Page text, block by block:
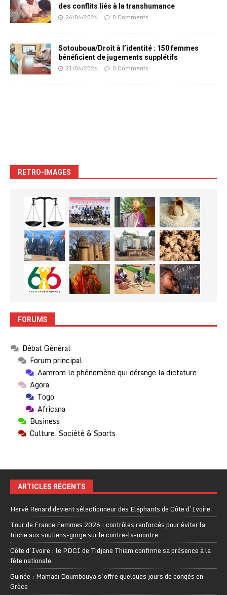
des conflits liés à la transhumance
26/06/2026 0 Comments
Sotouboua/Droit à l’identité : 150 femmes
bénéficient de jugements supplétifs
21/06/2026 0 Comments
RETRO-IMAGES
FORUMS
Débat Général
Forum principal
Aamrom le phénomène qui dérange la dictature
Agora
Togo
Africana
Business
Culture, Société & Sports
ARTICLES RÉCENTS
Hervé Renard devient sélectionneur des Eléphants de Côte d’Ivoire
Tour de France Femmes 2026 : contrôles renforcés pour éviter la
triche aux soutiens-gorge sur le contre-la-montre
Côte d’Ivoire : le PDCI de Tidjane Thiam confirme sa présence à la
fête nationale
Guinée : Mamadi Doumbouya s’offre quelques jours de congés en
Grèce